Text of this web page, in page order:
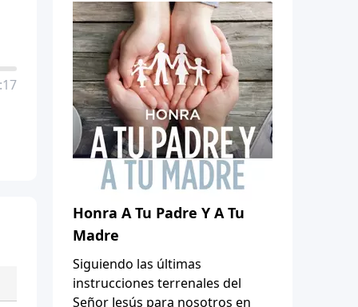
Honra A Tu Padre Y A Tu
Madre
Siguiendo las últimas
instrucciones terrenales del
Señor Jesús para nosotros en